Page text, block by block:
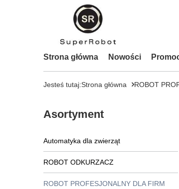
Strona główna Nowości
Jesteś tutaj:Strona główna ROBOT
Asortyment
Automatyka dla zwierząt
ROBOT ODKURZACZ
ROBOT PROFESJONALNY DLA FIRM